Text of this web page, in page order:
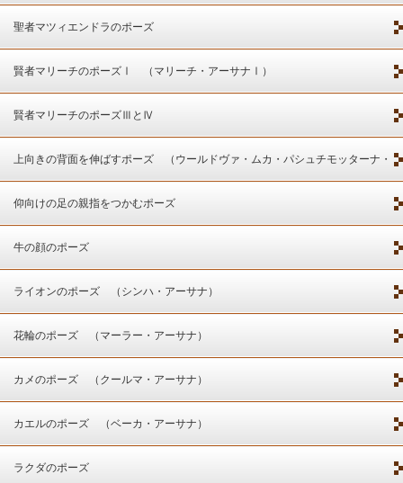
聖者マツィエンドラのポーズ
賢者マリーチのポーズⅠ （マリーチ・アーサナⅠ）
賢者マリーチのポーズⅢとⅣ
上向きの背面を伸ばすポーズ （ウールドヴァ・ムカ・パシュチモッターナ・
アーサナ）
仰向けの足の親指をつかむポーズ
牛の顔のポーズ
ライオンのポーズ （シンハ・アーサナ）
花輪のポーズ （マーラー・アーサナ）
カメのポーズ （クールマ・アーサナ）
カエルのポーズ （ベーカ・アーサナ）
ラクダのポーズ